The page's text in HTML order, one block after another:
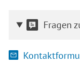
Fragen